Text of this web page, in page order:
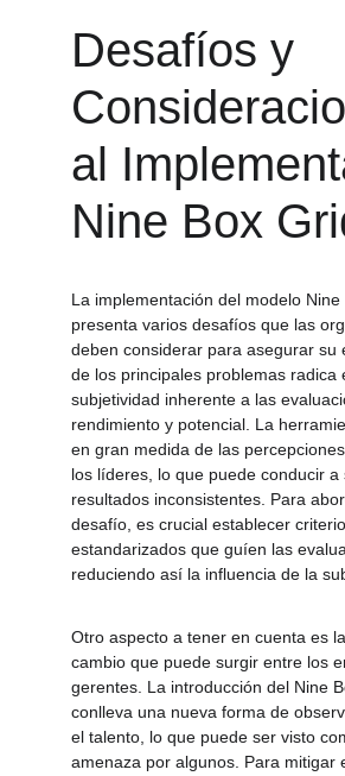
Desafíos y
al
Nine Box
La implementación del modelo Nine
presenta varios desafíos que las
deben considerar para asegurar su
de los principales problemas radica
subjetividad inherente a las
rendimiento y potencial. La
en gran medida de las
los líderes, lo que puede conducir a
resultados inconsistentes. Para
desafío, es crucial establecer
estandarizados que guíen las
reduciendo así la influencia de la
Otro aspecto a tener en cuenta es
cambio que puede surgir entre los
gerentes. La introducción del Nine
conlleva una nueva forma de
el talento, lo que puede ser visto
amenaza por algunos. Para mitigar